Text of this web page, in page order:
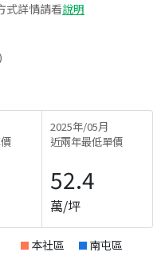
式詳情請看說明
2025年/05月
近兩年最低單價
52.4
萬/坪
本社區 南屯區